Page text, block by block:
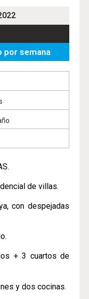
por semana
de villas.
con despejadas
+ 3 cuartos de
y dos cocinas.